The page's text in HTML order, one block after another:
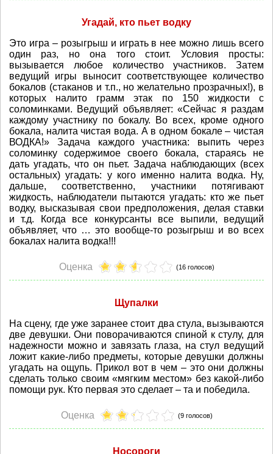
Угадай, кто пьет водку
Это игра – розыгрыш и играть в нее можно лишь всего
один раз, но она того стоит. Условия просты:
вызывается любое количество участников. Затем
ведущий игры выносит соответствующее количество
бокалов (стаканов и т.п., но желательно прозрачных!), в
которых налито грамм этак по 150 жидкости с
соломинками. Ведущий объявляет: «Сейчас я раздам
каждому участнику по бокалу. Во всех, кроме одного
бокала, налита чистая вода. А в одном бокале – чистая
ВОДКА!» Задача каждого участника: выпить через
соломинку содержимое своего бокала, стараясь не
дать угадать, что он пьет. Задача наблюдающих (всех
остальных) угадать: у кого именно налита водка. Ну,
дальше, соответственно, участники потягивают
жидкость, наблюдатели пытаются угадать: кто же пьет
водку, высказывая свои предположения, делая ставки
и т.д. Когда все конкурсанты все выпили, ведущий
объявляет, что … это вообще-то розыгрыш и во всех
бокалах налита водка!!!
Оценка (16 голосов)
Щупалки
На сцену, где уже заранее стоит два стула, вызываются
две девушки. Они поворачиваются спиной к стулу, для
надежности можно и завязать глаза, на стул ведущий
ложит какие-либо предметы, которые девушки должны
угадать на ощупь. Прикол вот в чем – это они должны
сделать только своим «мягким местом» без какой-либо
помощи рук. Кто первая это сделает – та и победила.
Оценка (9 голосов)
Носороги